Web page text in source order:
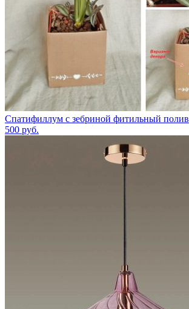
Спатифиллум с зебриной фитильный полив
500 руб.